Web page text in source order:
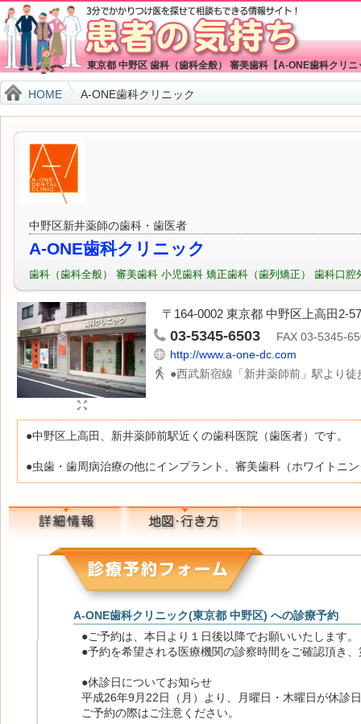
東京都 中野区 歯科（歯科全般） 審美歯科【A-ONE歯科クリニ
HOME A-ONE歯科クリニック
中野区新井薬師の歯科・歯医者
A-ONE歯科クリニック
歯科（歯科全般） 審美歯科 小児歯科 矯正歯科（歯列矯正） 歯科口
〒164-0002 東京都 中野区上高田2-
03-5345-6503
FAX 03-5345-
http://www.a-one-dc.com
●西武新宿線「新井薬師前」駅より徒
●中野区上高田、新井薬師前駅近くの歯科医院（歯医者）です。
●虫歯・歯周病治療の他にインプラント、審美歯科（ホワイトニ
A-ONE歯科クリニック(東京都 中野区) への診療予約
●ご予約は、本日より１日後以降でお願いいたします
●予約を希望される医療機関の診察時間をご確認頂き
●休診日についてお知らせ
平成26年9月22日（月）より、月曜日・木曜日が休診
ご予約の際はご注意ください。